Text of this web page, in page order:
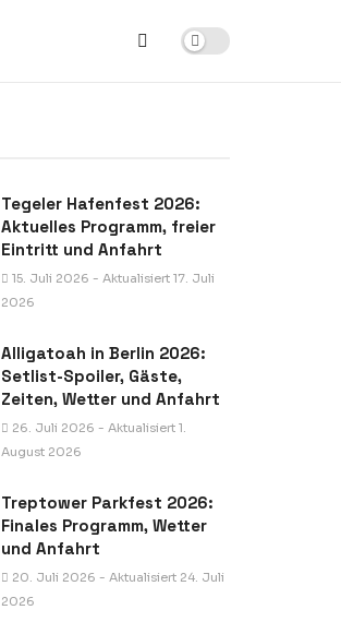
Tegeler Hafenfest 2026:
Aktuelles Programm, freier
Eintritt und Anfahrt
15. Juli 2026 - Aktualisiert 17. Juli
2026
Alligatoah in Berlin 2026:
Setlist-Spoiler, Gäste,
Zeiten, Wetter und Anfahrt
26. Juli 2026 - Aktualisiert 1.
August 2026
Treptower Parkfest 2026:
Finales Programm, Wetter
und Anfahrt
20. Juli 2026 - Aktualisiert 24. Juli
2026